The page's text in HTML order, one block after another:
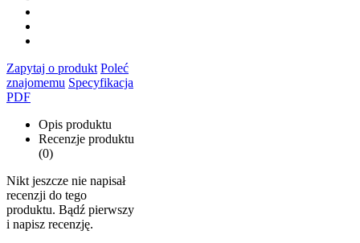
Zapytaj o produkt Poleć
znajomemu Specyfikacja
PDF
Opis produktu
Recenzje produktu
(0)
Nikt jeszcze nie napisał
recenzji do tego
produktu. Bądź pierwszy
i napisz recenzję.